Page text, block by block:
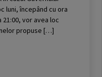
luni, începând cu ora
21:00, vor avea loc
propuse […]